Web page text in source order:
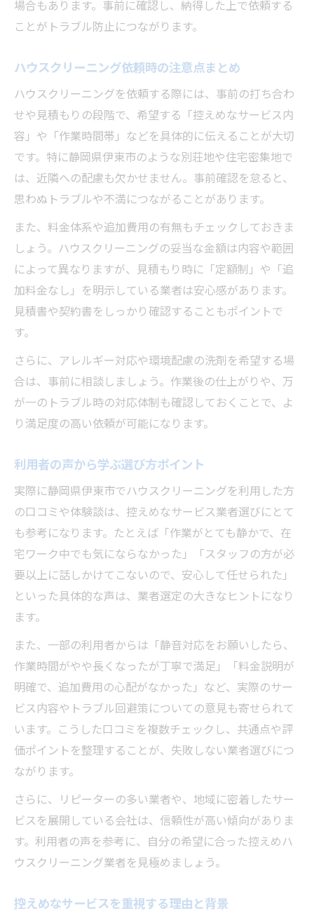
場合もあります。事前に確認し、納得した上で依頼する
ことがトラブル防止につながります。
ハウスクリーニング依頼時の注意点まとめ
ハウスクリーニングを依頼する際には、事前の打ち合わ
せや見積もりの段階で、希望する「控えめなサービス内
容」や「作業時間帯」などを具体的に伝えることが大切
です。特に静岡県伊東市のような別荘地や住宅密集地で
は、近隣への配慮も欠かせません。事前確認を怠ると、
思わぬトラブルや不満につながることがあります。
また、料金体系や追加費用の有無もチェックしておきま
しょう。ハウスクリーニングの妥当な金額は内容や範囲
によって異なりますが、見積もり時に「定額制」や「追
加料金なし」を明示している業者は安心感があります。
見積書や契約書をしっかり確認することもポイントで
す。
さらに、アレルギー対応や環境配慮の洗剤を希望する場
合は、事前に相談しましょう。作業後の仕上がりや、万
が一のトラブル時の対応体制も確認しておくことで、よ
り満足度の高い依頼が可能になります。
利用者の声から学ぶ選び方ポイント
実際に静岡県伊東市でハウスクリーニングを利用した方
の口コミや体験談は、控えめなサービス業者選びにとて
も参考になります。たとえば「作業がとても静かで、在
宅ワーク中でも気にならなかった」「スタッフの方が必
要以上に話しかけてこないので、安心して任せられた」
といった具体的な声は、業者選定の大きなヒントになり
ます。
また、一部の利用者からは「静音対応をお願いしたら、
作業時間がやや長くなったが丁寧で満足」「料金説明が
明確で、追加費用の心配がなかった」など、実際のサー
ビス内容やトラブル回避策についての意見も寄せられて
います。こうした口コミを複数チェックし、共通点や評
価ポイントを整理することが、失敗しない業者選びにつ
ながります。
さらに、リピーターの多い業者や、地域に密着したサー
ビスを展開している会社は、信頼性が高い傾向がありま
す。利用者の声を参考に、自分の希望に合った控えめハ
ウスクリーニング業者を見極めましょう。
控えめなサービスを重視する理由と背景